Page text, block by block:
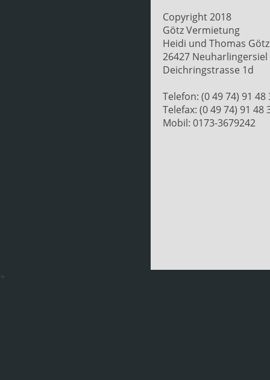
Copyright 2018
Götz Vermietung
Heidi und Thomas Götz
26427 Neuharlingersiel
Deichringstrasse 1d
Telefon: (0 49 74) 91 48
Telefax: (0 49 74) 91 48
Mobil: 0173-3679242
+